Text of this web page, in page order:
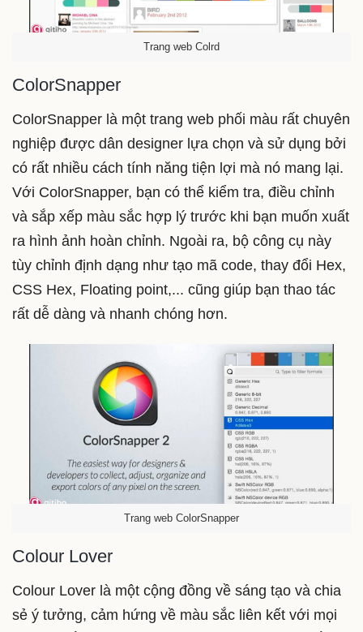
Trang web Colrd
ColorSnapper
ColorSnapper là một trang web phối màu rất chuyên
nghiệp được dân designer lựa chọn và sử dụng bởi
có rất nhiều cách tính năng tiện lợi mà nó mang lại.
Với ColorSnapper, bạn có thể kiểm tra, điều chỉnh
và sắp xếp màu sắc hợp lý trước khi bạn muốn xuất
ra hình ảnh hoàn chỉnh. Ngoài ra, bộ công cụ này
tùy chỉnh định dạng như tạo mã code, thay đổi Hex,
CSS Hex, Floating point,... cũng giúp bạn thao tác
rất dễ dàng và nhanh chóng hơn.
Trang web ColorSnapper
Colour Lover
Colour Lover là một cộng đồng về sáng tạo và chia
sẻ ý tưởng, cảm hứng về màu sắc liên kết với mọi